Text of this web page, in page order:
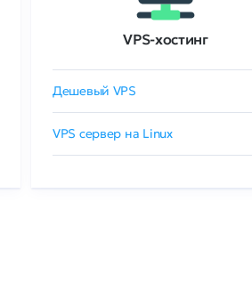
VPS-хостинг
Дешевый VPS
VPS сервер на Linux